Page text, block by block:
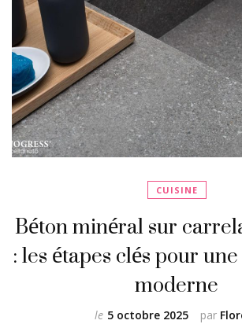
CUISINE
Béton minéral sur
: les étapes clés pour
moderne
par
le 5 octobre 2025